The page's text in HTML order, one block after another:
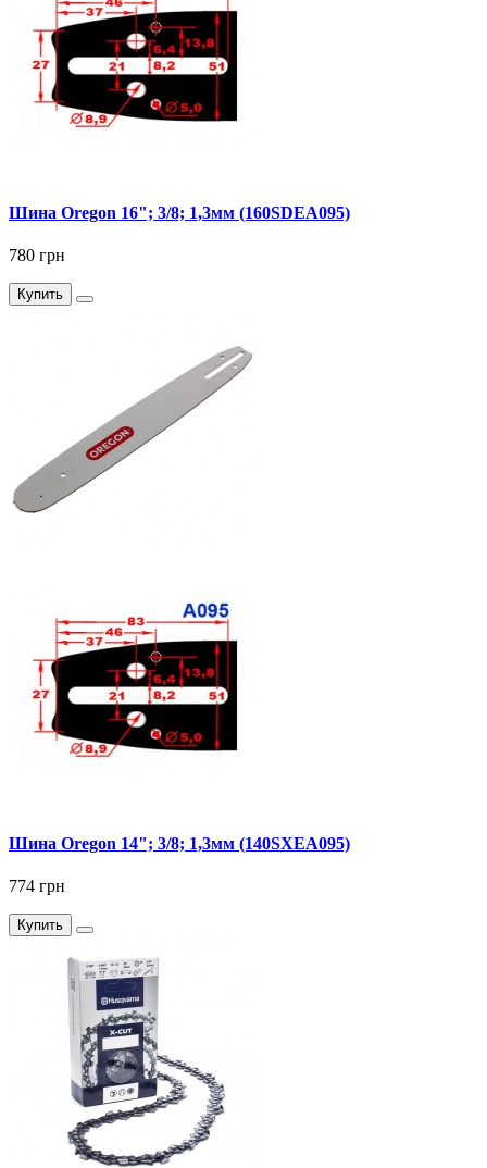
Шина Oregon 16"; 3/8; 1,3мм (160SDEA095)
780 грн
Купить
Шина Oregon 14"; 3/8; 1,3мм (140SXEA095)
774 грн
Купить